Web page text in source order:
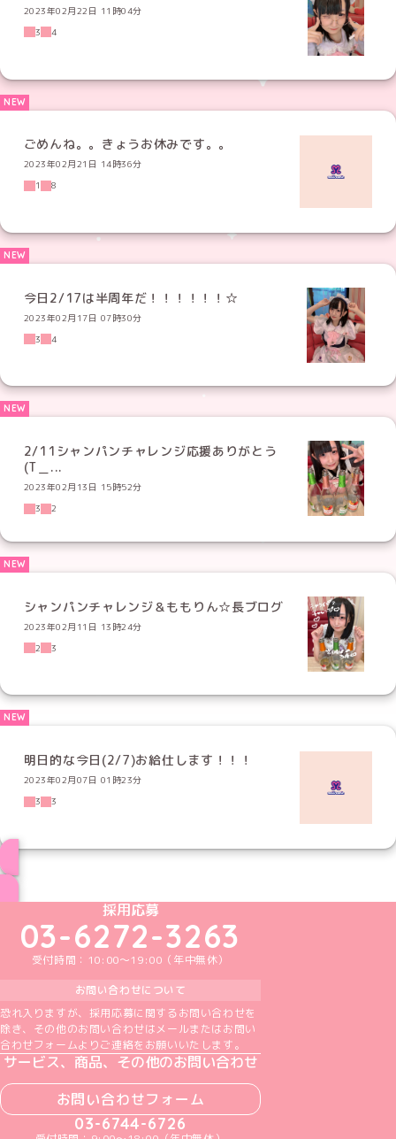
2023年02月22日 11時04分
3
4
ごめんね。。きょうお休みです。。
2023年02月21日 14時36分
1
8
今日2/17は半周年だ！！！！！！☆
2023年02月17日 07時30分
3
4
2/11シャンパンチャレンジ応援ありがとう
(T＿...
2023年02月13日 15時52分
3
2
シャンパンチャレンジ＆ももりん☆長ブログ
2023年02月11日 13時24分
2
3
明日的な今日(2/7)お給仕します！！！
2023年02月07日 01時23分
3
3
めいどりーみんTikTok公式アカウント
めいどりーみんX公式アカウント
めいどりーみんInstagram公式アカウント
めいどりーみんFacebook公式アカウン
めいどりーみんYouTube公式アカ
採用応募
03-6272-3263
受付時間：10:00～19:00（年中無休）
お問い合わせについて
恐れ入りますが、採用応募に関するお問い合わせを
除き、その他のお問い合わせはメールまたはお問い
合わせフォームよりご連絡をお願いいたします。
サービス、商品、その他のお問い合わせ
お問い合わせフォーム
03-6744-6726